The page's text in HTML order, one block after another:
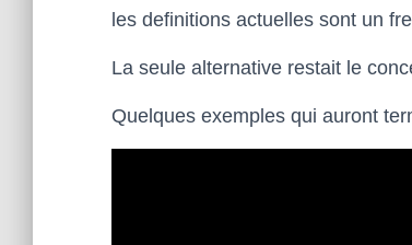
les definitions actuelles sont un
La seule alternative restait le
Quelques exemples qui auront